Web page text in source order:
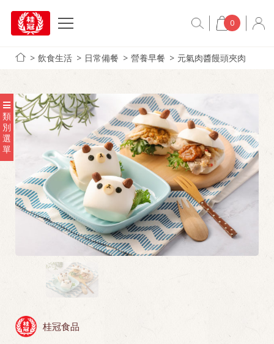
0
飲食生活 日常備餐 營養早餐 元氣肉醬饅頭夾肉
類
別
選
單
桂冠食品